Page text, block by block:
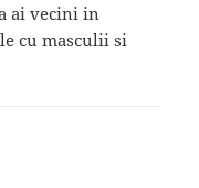
ai vecini in
cu masculii si